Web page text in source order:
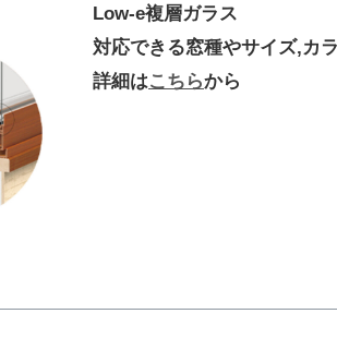
Low-e複層ガラス
対応できる窓種やサイズ,カ
詳細はこちらから